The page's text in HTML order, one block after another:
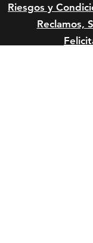
Riesgos y
Reclamos,